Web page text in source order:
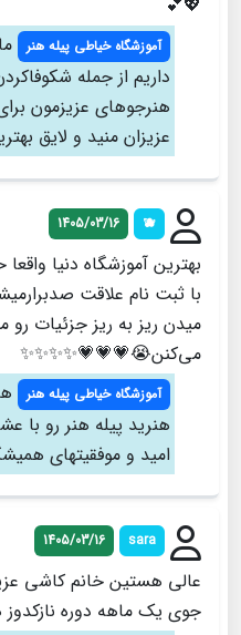
💖💕
آموزشگاه خیاطی پیله هنر
داریم از جمله
هنرجوهای عزیزمون
عزیزان منید و لایق
🫐
1405/03/16
بهترین آموزشگاه دنیا
با ثبت نام علاقت
میدن ریز به ریز جزئیات
می‌کنن😭💗💗💗✨✨✨✨
آموزشگاه خیاطی پیله هنر
هنرید پیله هنر رو با
امید و موفقیتهای
sara
1405/03/16
عالي هستين خانم كاشي
جوی یک ماهه دوره نازکدوز